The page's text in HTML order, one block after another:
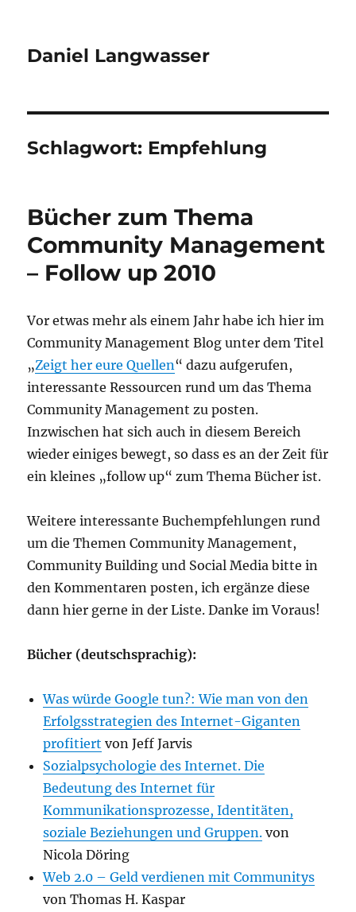
Daniel Langwasser
Schlagwort: Empfehlung
Bücher zum Thema
Community Management
– Follow up 2010
Vor etwas mehr als einem Jahr habe ich hier im
Community Management Blog unter dem Titel
„Zeigt her eure Quellen“ dazu aufgerufen,
interessante Ressourcen rund um das Thema
Community Management zu posten.
Inzwischen hat sich auch in diesem Bereich
wieder einiges bewegt, so dass es an der Zeit für
ein kleines „follow up“ zum Thema Bücher ist.
Weitere interessante Buchempfehlungen rund
um die Themen Community Management,
Community Building und Social Media bitte in
den Kommentaren posten, ich ergänze diese
dann hier gerne in der Liste. Danke im Voraus!
Bücher (deutschsprachig):
Was würde Google tun?: Wie man von den
Erfolgsstrategien des Internet-Giganten
profitiert von Jeff Jarvis
Sozialpsychologie des Internet. Die
Bedeutung des Internet für
Kommunikationsprozesse, Identitäten,
soziale Beziehungen und Gruppen. von
Nicola Döring
Web 2.0 – Geld verdienen mit Communitys
von Thomas H. Kaspar